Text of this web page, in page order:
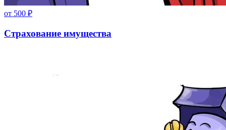
от 500 ₽
Страхование имущества